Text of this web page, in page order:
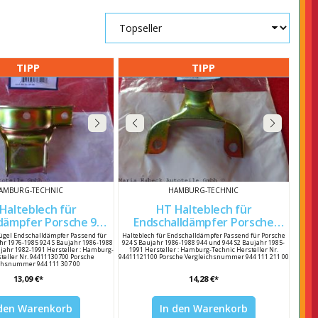
TIPP
TECHNIC
für
Porsche 924
944 944 S2 94411130700
Endschalldämpfer Passend für
1976-1985 924 S Baujahr 1986-1988
1982-1991 Hersteller : Hamburg-
Nr. 94411130700 Porsche
944 111 307 00
13,09 €*
Warenkorb
TIPP
HAMBURG-TECHNIC
HT Halteblech für
Endschalldämpfer Porsche
924S 944 944 S2 94411121100
Halteblech für Endschalldämpfer Passend für Porsche
924 S Baujahr 1986-1988 944 und 944 S2 Baujahr 1985-
1991 Hersteller : Hamburg-Technic Hersteller Nr.
94411121100 Porsche Vergleichsnummer 944 111 211 00
14,28 €*
In den Warenkorb